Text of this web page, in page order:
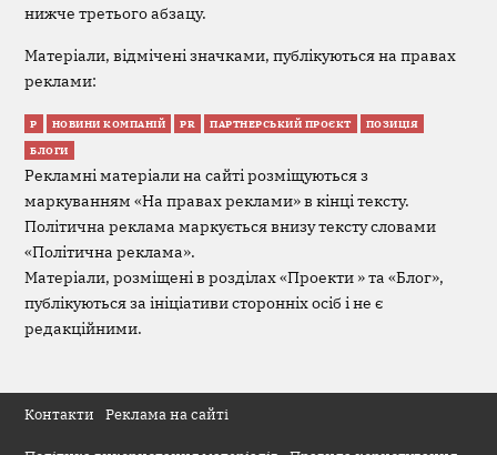
нижче третього абзацу.
Матеріали, відмічені значками, публікуються на правах
реклами:
Р НОВИНИ КОМПАНІЙ PR ПАРТНЕРСЬКИЙ ПРОЄКТ ПОЗИЦІЯ
БЛОГИ
Рекламні матеріали на сайті розміщуються з
маркуванням «На правах реклами» в кінці тексту.
Політична реклама маркується внизу тексту словами
«Політична реклама».
Матеріали, розміщені в розділах «Проекти » та «Блог»,
публікуються за ініціативи сторонніх осіб і не є
редакційними.
Контакти Реклама на сайті